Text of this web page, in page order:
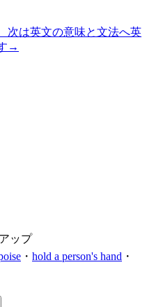
次は英文の意味と文法へ英
→
ップ
・ hold a person's hand ・